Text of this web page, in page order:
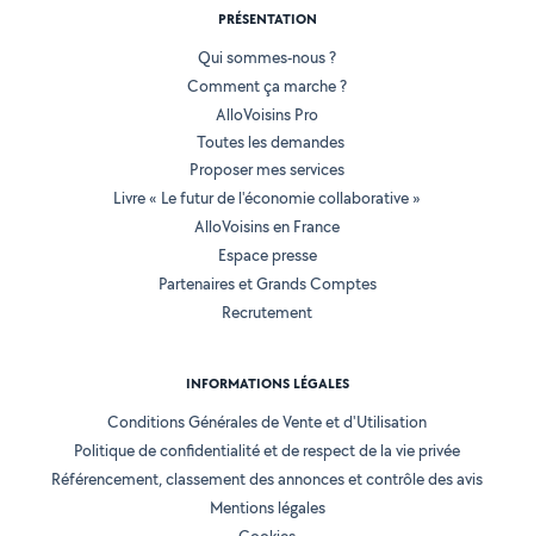
PRÉSENTATION
Qui sommes-nous ?
Comment ça marche ?
AlloVoisins Pro
Toutes les demandes
Proposer mes services
Livre « Le futur de l'économie collaborative »
AlloVoisins en France
Espace presse
Partenaires et Grands Comptes
Recrutement
INFORMATIONS LÉGALES
Conditions Générales de Vente et d'Utilisation
Politique de confidentialité et de respect de la vie privée
Référencement, classement des annonces et contrôle des avis
Mentions légales